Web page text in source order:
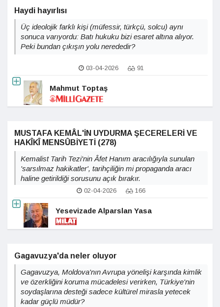
Haydi hayırlısı
Üç ideolojik farklı kişi (müfessir, türkçü, solcu) aynı
sonuca varıyordu: Batı hukuku bizi esaret altına alıyor.
Peki bundan çıkışın yolu nerededir?
03-04-2026 91
Mahmut Toptaş
MUSTAFA KEMÂL'İN UYDURMA ŞECERELERİ VE
HAKÎKÎ MENSÛBİYETİ (278)
Kemalist Tarih Tezi'nin Âfet Hanım aracılığıyla sunulan
'sarsılmaz hakikatler', tarihçiliğin mi propaganda aracı
haline getirildiği sorusunu açık bırakır.
02-04-2026 166
Yesevizade Alparslan Yasa
Gagavuzya'da neler oluyor
Gagavuzya, Moldova'nın Avrupa yönelişi karşında kimlik
ve özerkliğini koruma mücadelesi verirken, Türkiye'nin
soydaşlarına desteği sadece kültürel mirasla yetecek
kadar güçlü müdür?